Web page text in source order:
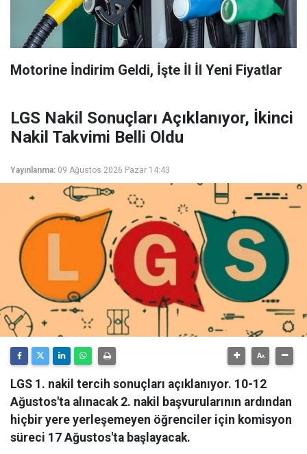
Motorine İndirim Geldi, İşte İl İl Yeni Fiyatlar
LGS Nakil Sonuçları Açıklanıyor, İkinci
Nakil Takvimi Belli Oldu
Yayınlanma: 09 Ağustos 2026 Pazar 14:43
LGS 1. nakil tercih sonuçları açıklanıyor. 10-12
Ağustos'ta alınacak 2. nakil başvurularının ardından
hiçbir yere yerleşemeyen öğrenciler için komisyon
süreci 17 Ağustos'ta başlayacak.